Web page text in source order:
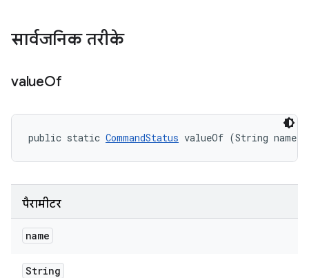
सार्वजनिक तरीके
valueOf
public static CommandStatus valueOf (String name)
पैरामीटर
name
String